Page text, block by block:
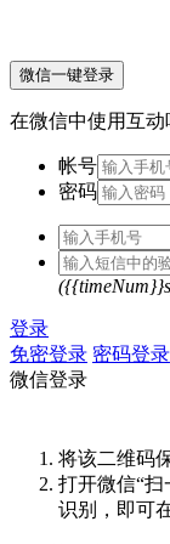
微信一键登录
在微信中使用互
帐号
密码
登录
免密登录 密码登录
微信登录
将该二维码
打开微信“
识别，即可